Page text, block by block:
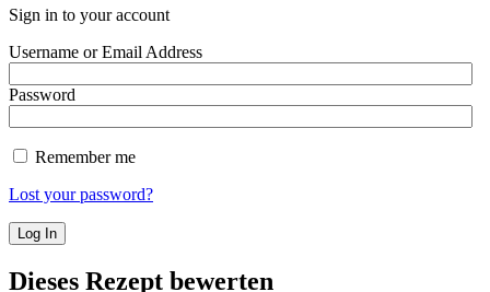
Sign in to your account
Username or Email Address
Password
Remember me
Lost your password?
Dieses Rezept bewerten